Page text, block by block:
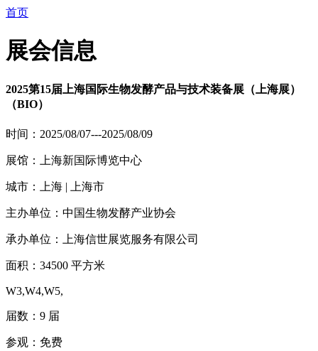
首页
展会信息
2025第15届上海国际生物发酵产品与技术装备展（上海展）
（BIO）
时间：2025/08/07---2025/08/09
展馆：上海新国际博览中心
城市：上海 | 上海市
主办单位：中国生物发酵产业协会
承办单位：上海信世展览服务有限公司
面积：34500 平方米
W3,W4,W5,
届数：9 届
参观：免费